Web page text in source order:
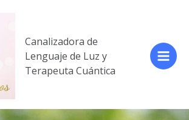
Canalizadora de
Lenguaje de Luz y
Terapeuta Cuántica